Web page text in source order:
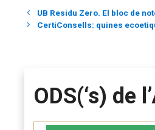
UB Residu Zero. El bloc de
CertiConsells: quines
ODS(‘s) de